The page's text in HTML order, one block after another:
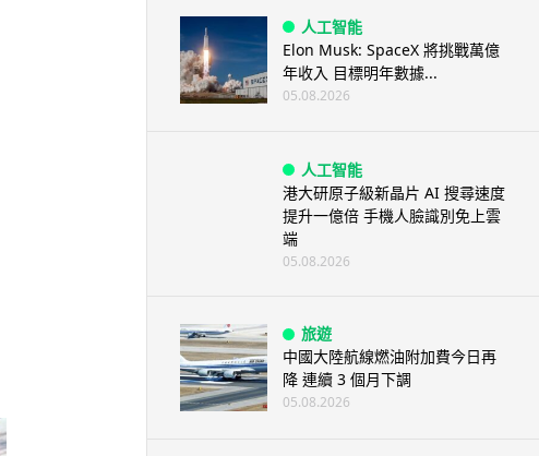
人工智能
Elon Musk: SpaceX 將挑戰萬億
年收入 目標明年數據...
05.08.2026
人工智能
港大研原子級新晶片 AI 搜尋速度
提升一億倍 手機人臉識別免上雲
端
05.08.2026
旅遊
中國大陸航線燃油附加費今日再
降 連續 3 個月下調
05.08.2026